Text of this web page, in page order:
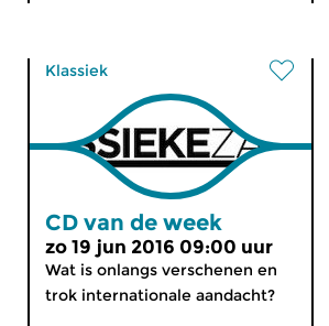
Klassiek
CD van de week
zo 19 jun 2016 09:00 uur
Wat is onlangs verschenen en
trok internationale aandacht?